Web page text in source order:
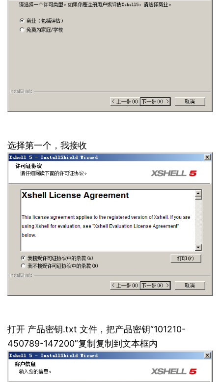
选择第一个，我接收
打开 产品密钥.txt 文件，把产品密钥“101210-
450789-147200”复制复制到文本框内